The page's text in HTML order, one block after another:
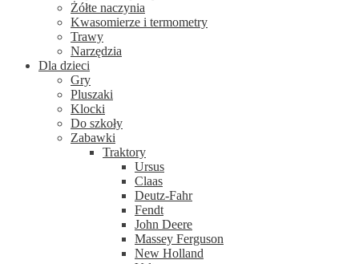
Żółte naczynia
Kwasomierze i termometry
Trawy
Narzędzia
Dla dzieci
Gry
Pluszaki
Klocki
Do szkoły
Zabawki
Traktory
Ursus
Claas
Deutz-Fahr
Fendt
John Deere
Massey Ferguson
New Holland